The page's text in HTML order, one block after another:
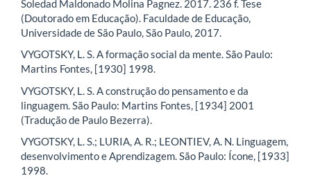
Soledad Maldonado Molina Pagnez. 2017. 236 f. Tese
(Doutorado em Educação). Faculdade de Educação,
Universidade de São Paulo, São Paulo, 2017.
VYGOTSKY, L. S. A formação social da mente. São Paulo:
Martins Fontes, [1930] 1998.
VYGOTSKY, L. S. A construção do pensamento e da
linguagem. São Paulo: Martins Fontes, [1934] 2001
(Tradução de Paulo Bezerra).
VYGOTSKY, L. S.; LURIA, A. R.; LEONTIEV, A. N. Linguagem,
desenvolvimento e Aprendizagem. São Paulo: Ícone, [1933]
1998.